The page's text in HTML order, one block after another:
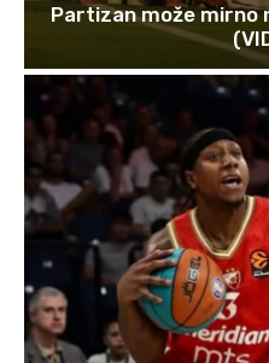
Partizan može mirno